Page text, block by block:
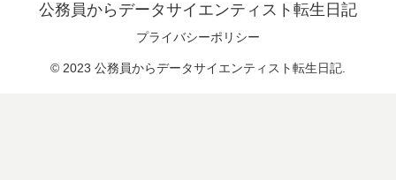
公務員からデータサイエンティスト転生日記
プライバシーポリシー
© 2023 公務員からデータサイエンティスト転生日記.